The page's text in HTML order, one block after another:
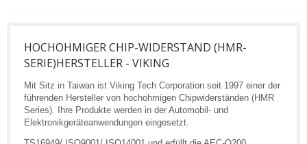
HOCHOHMIGER CHIP-WIDERSTAND (HMR-
SERIE)HERSTELLER - VIKING
Mit Sitz in Taiwan ist Viking Tech Corporation seit 1997 einer der
führenden Hersteller von hochohmigen Chipwiderständen (HMR
Series). Ihre Produkte werden in der Automobil- und
Elektronikgeräteanwendungen eingesetzt.